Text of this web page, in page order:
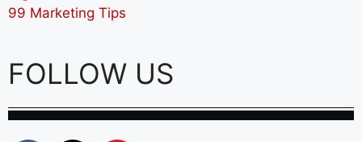
99 Marketing Tips
FOLLOW US